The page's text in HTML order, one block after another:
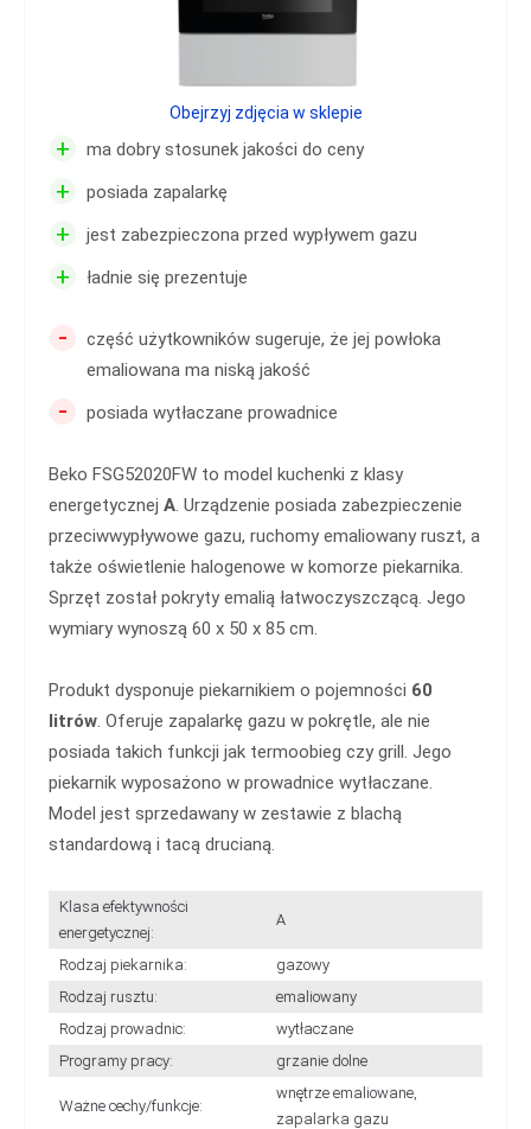
+ ma dobry stosunek jakości do ceny
+ posiada zapalarkę
+ jest zabezpieczona przed wypływem gazu
+ ładnie się prezentuje
-
część użytkowników sugeruje, że jej powłoka
emaliowana ma niską jakość
- posiada wytłaczane prowadnice
Beko FSG52020FW to model kuchenki z klasy
energetycznej A. Urządzenie posiada zabezpieczenie
przeciwwypływowe gazu, ruchomy emaliowany ruszt, a
także oświetlenie halogenowe w komorze piekarnika.
Sprzęt został pokryty emalią łatwoczyszczącą. Jego
wymiary wynoszą 60 x 50 x 85 cm.
Produkt dysponuje piekarnikiem o pojemności 60
litrów. Oferuje zapalarkę gazu w pokrętle, ale nie
posiada takich funkcji jak termoobieg czy grill. Jego
piekarnik wyposażono w prowadnice wytłaczane.
Model jest sprzedawany w zestawie z blachą
standardową i tacą drucianą.
Klasa efektywności
energetycznej:
A
Rodzaj piekarnika:
gazowy
Rodzaj rusztu:
emaliowany
Rodzaj prowadnic:
wytłaczane
Programy pracy:
grzanie dolne
Ważne cechy/funkcje:
wnętrze emaliowane,
zapalarka gazu
Obejrzyj zdjęcia w sklepie